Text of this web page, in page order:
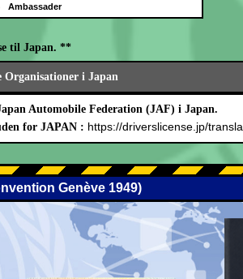
Ambassader
til Japan. **
Organisationer i Japan
Automobile Federation (JAF) i Japan.
for JAPAN : https://driverslicense.jp/
Genève 1949)